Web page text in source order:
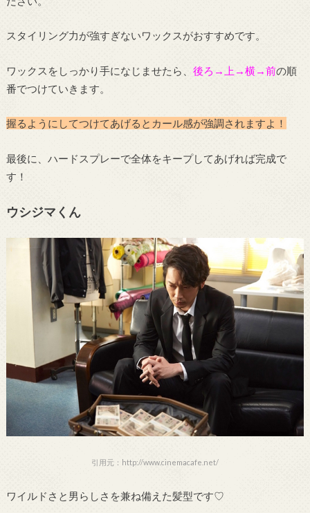
スタイリング力が強すぎないワックスがおすすめです。
ワックスをしっかり手になじませたら、 後ろ→上→横→前の順
番でつけていきます。
握るようにしてつけてあげるとカール感が強調されますよ！
最後に、ハードスプレーで全体をキープしてあげれば完成で
す！
ウシジマくん
引用元：http://www.cinemacafe.net/
ワイルドさと男らしさを兼ね備えた髪型です♡